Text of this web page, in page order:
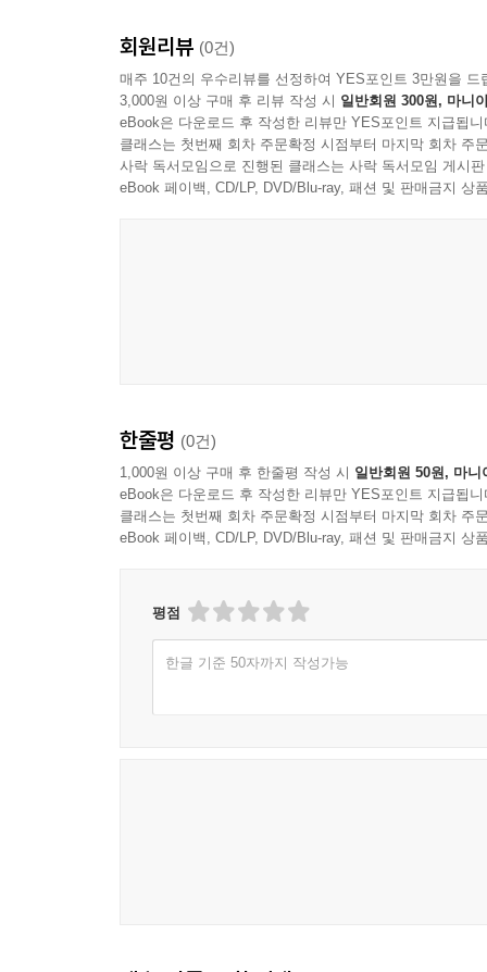
회원리뷰 (0건)
매주 10건의 우수리뷰를 선정하여 YES포인트 3만원을 드
3,000원 이상 구매 후 리뷰 작성 시 일반회원 300원, 마니
eBook은 다운로드 후 작성한 리뷰만 YES포인트 지급됩니
클래스는 첫번째 회차 주문확정 시점부터 마지막 회차 주
사락 독서모임으로 진행된 클래스는 사락 독서모임 게시
eBook 페이백, CD/LP, DVD/Blu-ray, 패션 및 판매금지 상
한줄평 (0건)
1,000원 이상 구매 후 한줄평 작성 시 일반회원 50원, 마니
eBook은 다운로드 후 작성한 리뷰만 YES포인트 지급됩니
클래스는 첫번째 회차 주문확정 시점부터 마지막 회차 주
eBook 페이백, CD/LP, DVD/Blu-ray, 패션 및 판매금지 상
평점
한글 기준 50자까지 작성가능